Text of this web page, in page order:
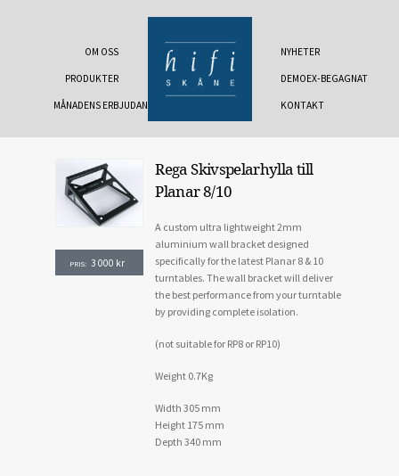
OM OSS
PRODUKTER
MÅNADENS ERBJUDANDE
NYHETER
DEMOEX-BEGAGNAT
KONTAKT
PRIS: 3 000 kr
Rega Skivspelarhylla till
Planar 8/10
A custom ultra lightweight 2mm
aluminium wall bracket designed
specifically for the latest Planar 8 & 10
turntables. The wall bracket will deliver
the best performance from your turntable
by providing complete isolation.
(not suitable for RP8 or RP10)
Weight 0.7Kg
Width 305 mm
Height 175 mm
Depth 340 mm